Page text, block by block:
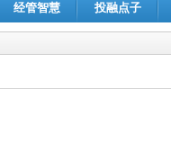
经管智慧 投融点子